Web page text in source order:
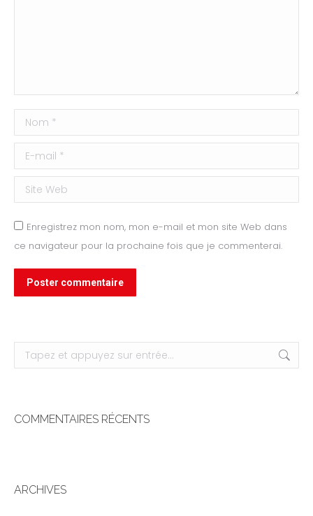
Nom *
E-mail *
Site Web
Enregistrez mon nom, mon e-mail et mon site Web dans
ce navigateur pour la prochaine fois que je commenterai.
Poster commentaire
Recherche
:
COMMENTAIRES RÉCENTS
ARCHIVES